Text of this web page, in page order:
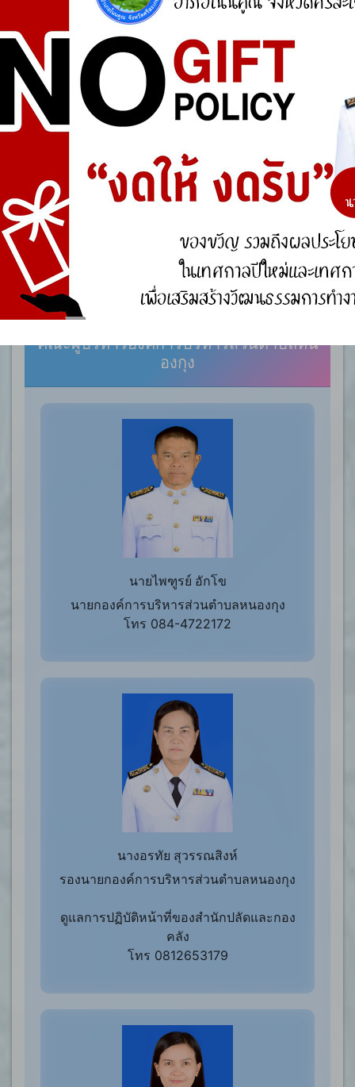
ประชาชนในเขตพื้นที่ตำบลหนองกุง มีความพึงพอใจ
ของต่อการดำเนินงานตามโครงการก่อสร้าง ประเภท
ใดมากที่สุด ?
ถนนคอนกรีตเสริมเล็กภายในหมู่บ้าน
ถนนลาดยางแอสฟัลท์ติกคอนกรีตระหว่างหมู่บ้านและ
ระบบประปาหมู่บ้านแบบบาดาลขนาดเล็ก
คณะผู้บริหาร
คณะผู้บริหารองค์การบริหารส่วนตำบลหน
องกุง
นายไพฑูรย์ อักโข
นายกองค์การบริหารส่วนตำบลหนองกุง
โทร 084-4722172
นางอรทัย สุวรรณสิงห์
รองนายกองค์การบริหารส่วนตำบลหนองกุง
ดูแลการปฏิบัติหน้าที่ของสำนักปลัดและกอง
คลัง
โทร 0812653179